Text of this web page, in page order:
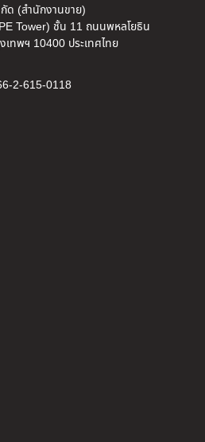
ด (สำนักงานขาย)
Tower) ชั้น 11 ถนนพหลโยธิน
ทพฯ 10400 ประเทศไทย
2-615-0118